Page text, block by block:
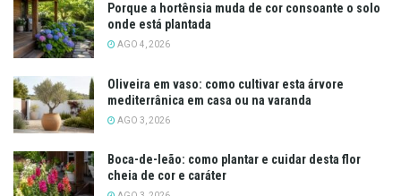
Porque a hortênsia muda de cor consoante o solo
onde está plantada
AGO 4, 2026
Oliveira em vaso: como cultivar esta árvore
mediterrânica em casa ou na varanda
AGO 3, 2026
Boca-de-leão: como plantar e cuidar desta flor
cheia de cor e caráter